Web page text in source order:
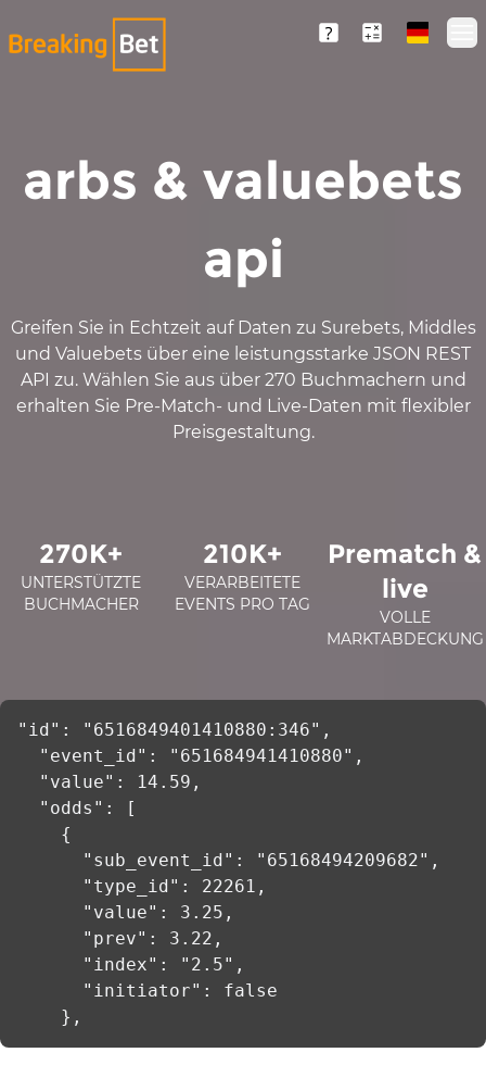
arbs & valuebets
api
Greifen Sie in Echtzeit auf Daten zu Surebets, Middles
und Valuebets über eine leistungsstarke JSON REST
API zu. Wählen Sie aus über 270 Buchmachern und
erhalten Sie Pre-Match- und Live-Daten mit flexibler
Preisgestaltung.
270K+
UNTERSTÜTZTE
BUCHMACHER
210K+
VERARBEITETE
EVENTS PRO TAG
Prematch &
live
VOLLE
MARKTABDECKUNG
"id": "6516849401410880:346",
  "event_id": "651684941410880",
  "value": 14.59,
  "odds": [
    {
      "sub_event_id": "65168494209682",
      "type_id": 22261,
      "value": 3.25,
      "prev": 3.22,
      "index": "2.5",
      "initiator": false
    },